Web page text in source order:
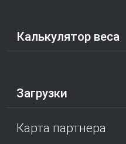
Калькулятор веса
Загрузки
Карта партнера